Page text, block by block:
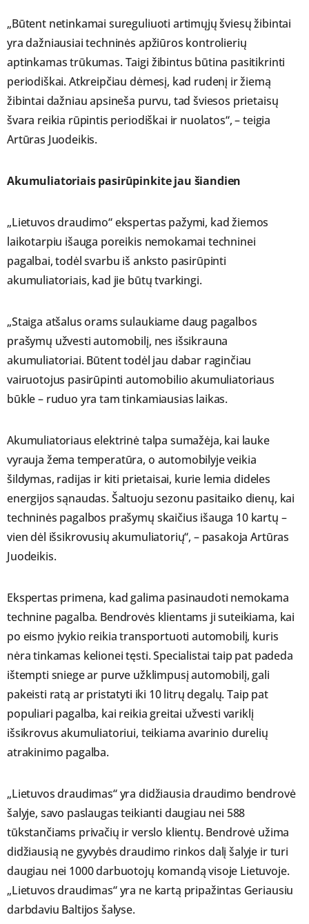
„Būtent netinkamai sureguliuoti artimųjų šviesų žibintai
yra dažniausiai techninės apžiūros kontrolierių
aptinkamas trūkumas. Taigi žibintus būtina pasitikrinti
periodiškai. Atkreipčiau dėmesį, kad rudenį ir žiemą
žibintai dažniau apsineša purvu, tad šviesos prietaisų
švara reikia rūpintis periodiškai ir nuolatos“, – teigia
Artūras Juodeikis.
Akumuliatoriais pasirūpinkite jau šiandien
„Lietuvos draudimo“ ekspertas pažymi, kad žiemos
laikotarpiu išauga poreikis nemokamai techninei
pagalbai, todėl svarbu iš anksto pasirūpinti
akumuliatoriais, kad jie būtų tvarkingi.
„Staiga atšalus orams sulaukiame daug pagalbos
prašymų užvesti automobilį, nes išsikrauna
akumuliatoriai. Būtent todėl jau dabar raginčiau
vairuotojus pasirūpinti automobilio akumuliatoriaus
būkle – ruduo yra tam tinkamiausias laikas.
Akumuliatoriaus elektrinė talpa sumažėja, kai lauke
vyrauja žema temperatūra, o automobilyje veikia
šildymas, radijas ir kiti prietaisai, kurie lemia dideles
energijos sąnaudas. Šaltuoju sezonu pasitaiko dienų, kai
techninės pagalbos prašymų skaičius išauga 10 kartų –
vien dėl išsikrovusių akumuliatorių“, – pasakoja Artūras
Juodeikis.
Ekspertas primena, kad galima pasinaudoti nemokama
technine pagalba. Bendrovės klientams ji suteikiama, kai
po eismo įvykio reikia transportuoti automobilį, kuris
nėra tinkamas kelionei tęsti. Specialistai taip pat padeda
ištempti sniege ar purve užklimpusį automobilį, gali
pakeisti ratą ar pristatyti iki 10 litrų degalų. Taip pat
populiari pagalba, kai reikia greitai užvesti variklį
išsikrovus akumuliatoriui, teikiama avarinio durelių
atrakinimo pagalba.
„Lietuvos draudimas“ yra didžiausia draudimo bendrovė
šalyje, savo paslaugas teikianti daugiau nei 588
tūkstančiams privačių ir verslo klientų. Bendrovė užima
didžiausią ne gyvybės draudimo rinkos dalį šalyje ir turi
daugiau nei 1000 darbuotojų komandą visoje Lietuvoje.
„Lietuvos draudimas“ yra ne kartą pripažintas Geriausiu
darbdaviu Baltijos šalyse.